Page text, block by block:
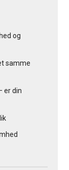
og
samme
er din